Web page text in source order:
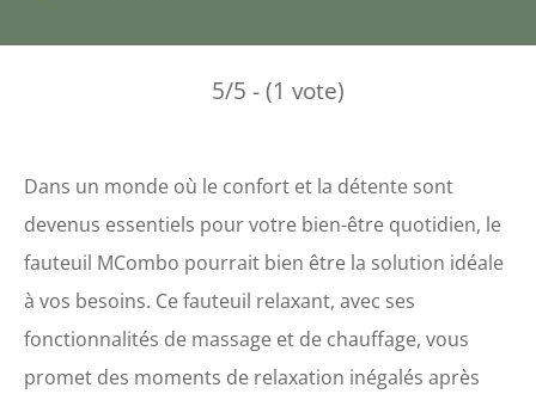
5/5 - (1 vote)
Dans un monde où le confort et la détente sont
devenus essentiels pour votre bien-être quotidien, le
fauteuil MCombo pourrait bien être la solution idéale
à vos besoins. Ce fauteuil relaxant, avec ses
fonctionnalités de massage et de chauffage, vous
promet des moments de relaxation inégalés après